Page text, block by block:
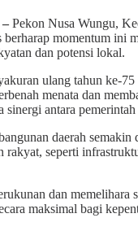
Pekon Nusa Wungu,
momentum ini
dan potensi lokal.
ulang tahun ke-
menata dan
sinergi antara
daerah
rakyat, seperti
dan
maksimal bagi